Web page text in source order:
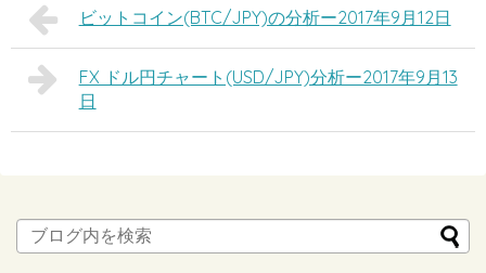
ビットコイン(BTC/JPY)の分析ー2017年9月12日
FX ドル円チャート(USD/JPY)分析ー2017年9月13
日